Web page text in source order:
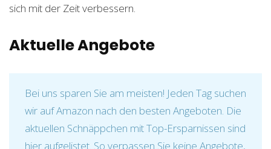
sich mit der Zeit verbessern.
Aktuelle Angebote
Bei uns sparen Sie am meisten! Jeden Tag suchen
wir auf Amazon nach den besten Angeboten. Die
aktuellen Schnäppchen mit Top-Ersparnissen sind
hier aufgelistet. So verpassen Sie keine Angebote,